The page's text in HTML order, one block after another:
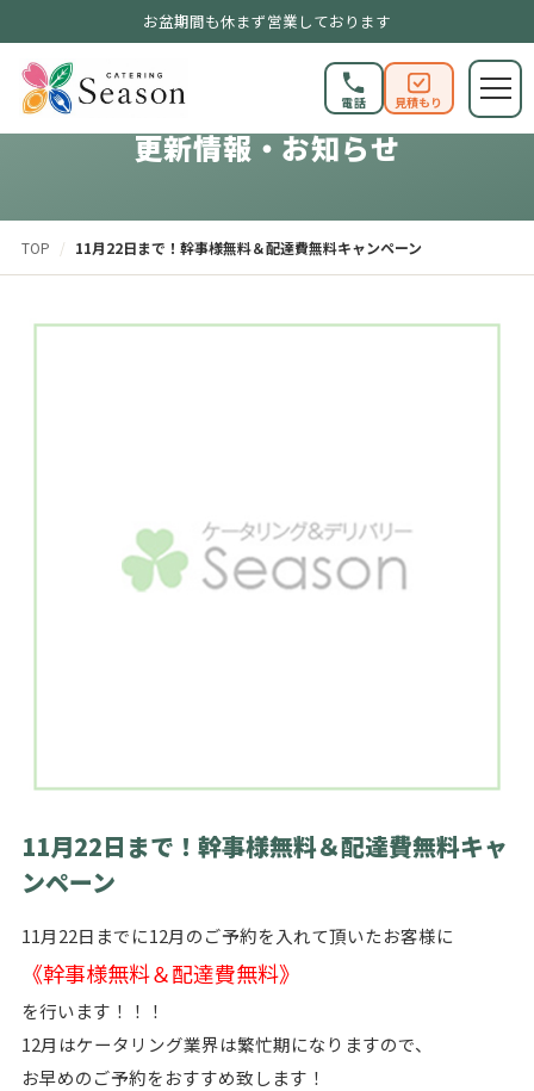
お盆期間も休まず営業しております
電話 見積もり
更新情報・お知らせ
TOP / 11月22日まで！幹事様無料＆配達費無料キャンペーン
11月22日まで！幹事様無料＆配達費無料キャ
ンペーン
11月22日までに12月のご予約を入れて頂いたお客様に
《幹事様無料＆配達費無料》
を行います！！！
12月はケータリング業界は繁忙期になりますので、
お早めのご予約をおすすめ致します！